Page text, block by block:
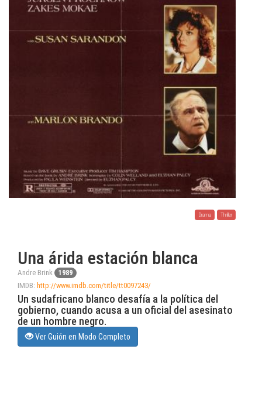
Drama Thriller
Una árida estación blanca
Andre Brink 1989
IMDB: http://www.imdb.com/title/tt0097243/
Un sudafricano blanco desafía a la política del
gobierno, cuando acusa a un oficial del asesinato
de un hombre negro.
Ver Guión en Modo Completo